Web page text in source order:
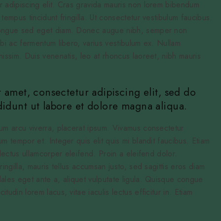
elit. Cras gravida mauris non lorem bibendum
tincidunt fringilla. Ut consectetur vestibulum faucibus.
sed eget diam. Donec augue nibh, semper non
ac fermentum libero, varius vestibulum ex. Nullam
Duis venenatis, leo at rhoncus laoreet, nibh mauris
consectetur adipiscing elit, sed do
ut labore et dolore magna aliqua.
arcu viverra, placerat ipsum. Vivamus consectetur
tempor et. Integer quis elit quis mi blandit faucibus. Etiam
ullamcorper eleifend. Proin a eleifend dolor.
mauris tellus accumsan justo, sed sagittis eros diam
eget ante a, aliquet vulputate ligula. Quisque congue
lorem lacus, vitae iaculis lectus efficitur in. Etiam